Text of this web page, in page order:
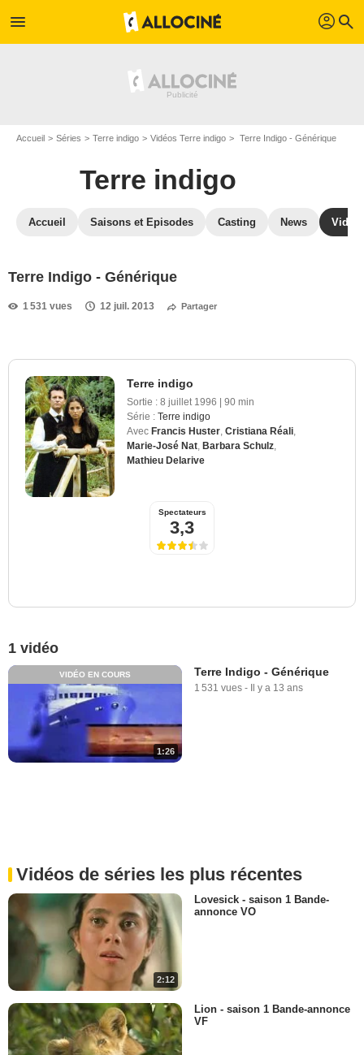
menu profil search
Accueil Séries Terre indigo Vidéos Terre indigo Terre Indigo - Générique
Terre indigo
Accueil Saisons et Episodes Casting News
Terre Indigo - Générique
1 531 vues 12 juil. 2013 Partager
Terre indigo
Sortie : 8 juillet 1996
90 min
Série : Terre indigo
Avec Francis Huster, Cristiana Réali,
Marie-José Nat, Barbara Schulz,
Mathieu Delarive
Spectateurs
3,3
1 vidéo
1:26
VIDÉO EN COURS Terre Indigo - Générique
1 531 vues - Il y a 13 ans
Vidéos de séries les plus récentes
2:12
Lovesick - saison 1 Bande-
annonce VO
Lion - saison 1 Bande-annonce
VF